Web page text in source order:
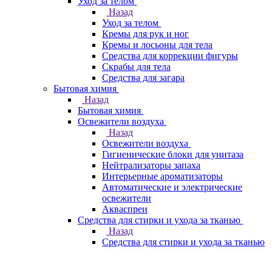
Назад
Уход за телом
Кремы для рук и ног
Кремы и лосьоны для тела
Средства для коррекции фигуры
Скрабы для тела
Средства для загара
Бытовая химия
Назад
Бытовая химия
Освежители воздуха
Назад
Освежители воздуха
Гигиенические блоки для унитаза
Нейтрализаторы запаха
Интерьерные ароматизаторы
Автоматические и электрические
освежители
Акваспреи
Средства для стирки и ухода за тканью
Назад
Средства для стирки и ухода за тканью